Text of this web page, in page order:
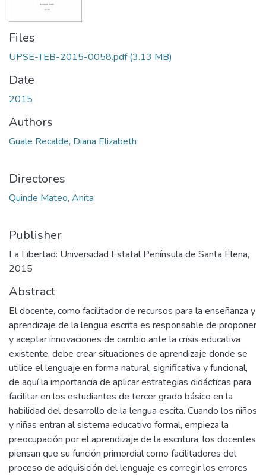
Files
UPSE-TEB-2015-0058.pdf(3.13 MB)
Date
2015
Authors
Guale Recalde, Diana Elizabeth
Directores
Quinde Mateo, Anita
Publisher
La Libertad: Universidad Estatal Península de Santa Elena,
2015
Abstract
El docente, como facilitador de recursos para la enseñanza y
aprendizaje de la lengua escrita es responsable de proponer
y aceptar innovaciones de cambio ante la crisis educativa
existente, debe crear situaciones de aprendizaje donde se
utilice el lenguaje en forma natural, significativa y funcional,
de aquí la importancia de aplicar estrategias didácticas para
facilitar en los estudiantes de tercer grado básico en la
habilidad del desarrollo de la lengua escita. Cuando los niños
y niñas entran al sistema educativo formal, empieza la
preocupación por el aprendizaje de la escritura, los docentes
piensan que su función primordial como facilitadores del
proceso de adquisición del lenguaje es corregir los errores